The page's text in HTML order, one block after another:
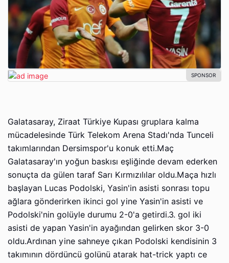
Galatasaray, Ziraat Türkiye Kupası gruplara kalma
mücadelesinde Türk Telekom Arena Stadı'nda Tunceli
takımlarından Dersimspor'u konuk etti.Maç
Galatasaray'ın yoğun baskısı eşliğinde devam ederken
sonuçta da gülen taraf Sarı Kırmızılılar oldu.Maça hızlı
başlayan Lucas Podolski, Yasin'in asisti sonrası topu
ağlara gönderirken ikinci gol yine Yasin'in asisti ve
Podolski'nin golüyle durumu 2-0'a getirdi.3. gol iki
asisti de yapan Yasin'in ayağından gelirken skor 3-0
oldu.Ardınan yine sahneye çıkan Podolski kendisinin 3
takımının dördüncü golünü atarak hat-trick yaptı ce